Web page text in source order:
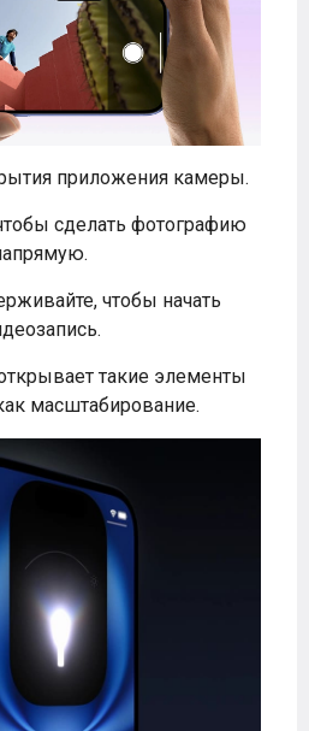
приложения камеры.
сделать фотографию
чтобы начать
такие элементы
масштабирование.